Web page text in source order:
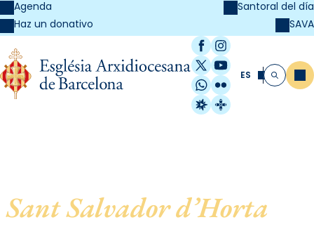
Agenda
Haz un donativo
Santoral del día
SAVA
Facebook
Instagram
X / Twitter
YouTube
WhatsApp
Flickr
Radio Estel
Catalunya
ES Buscar
Sant Salvador d’Horta